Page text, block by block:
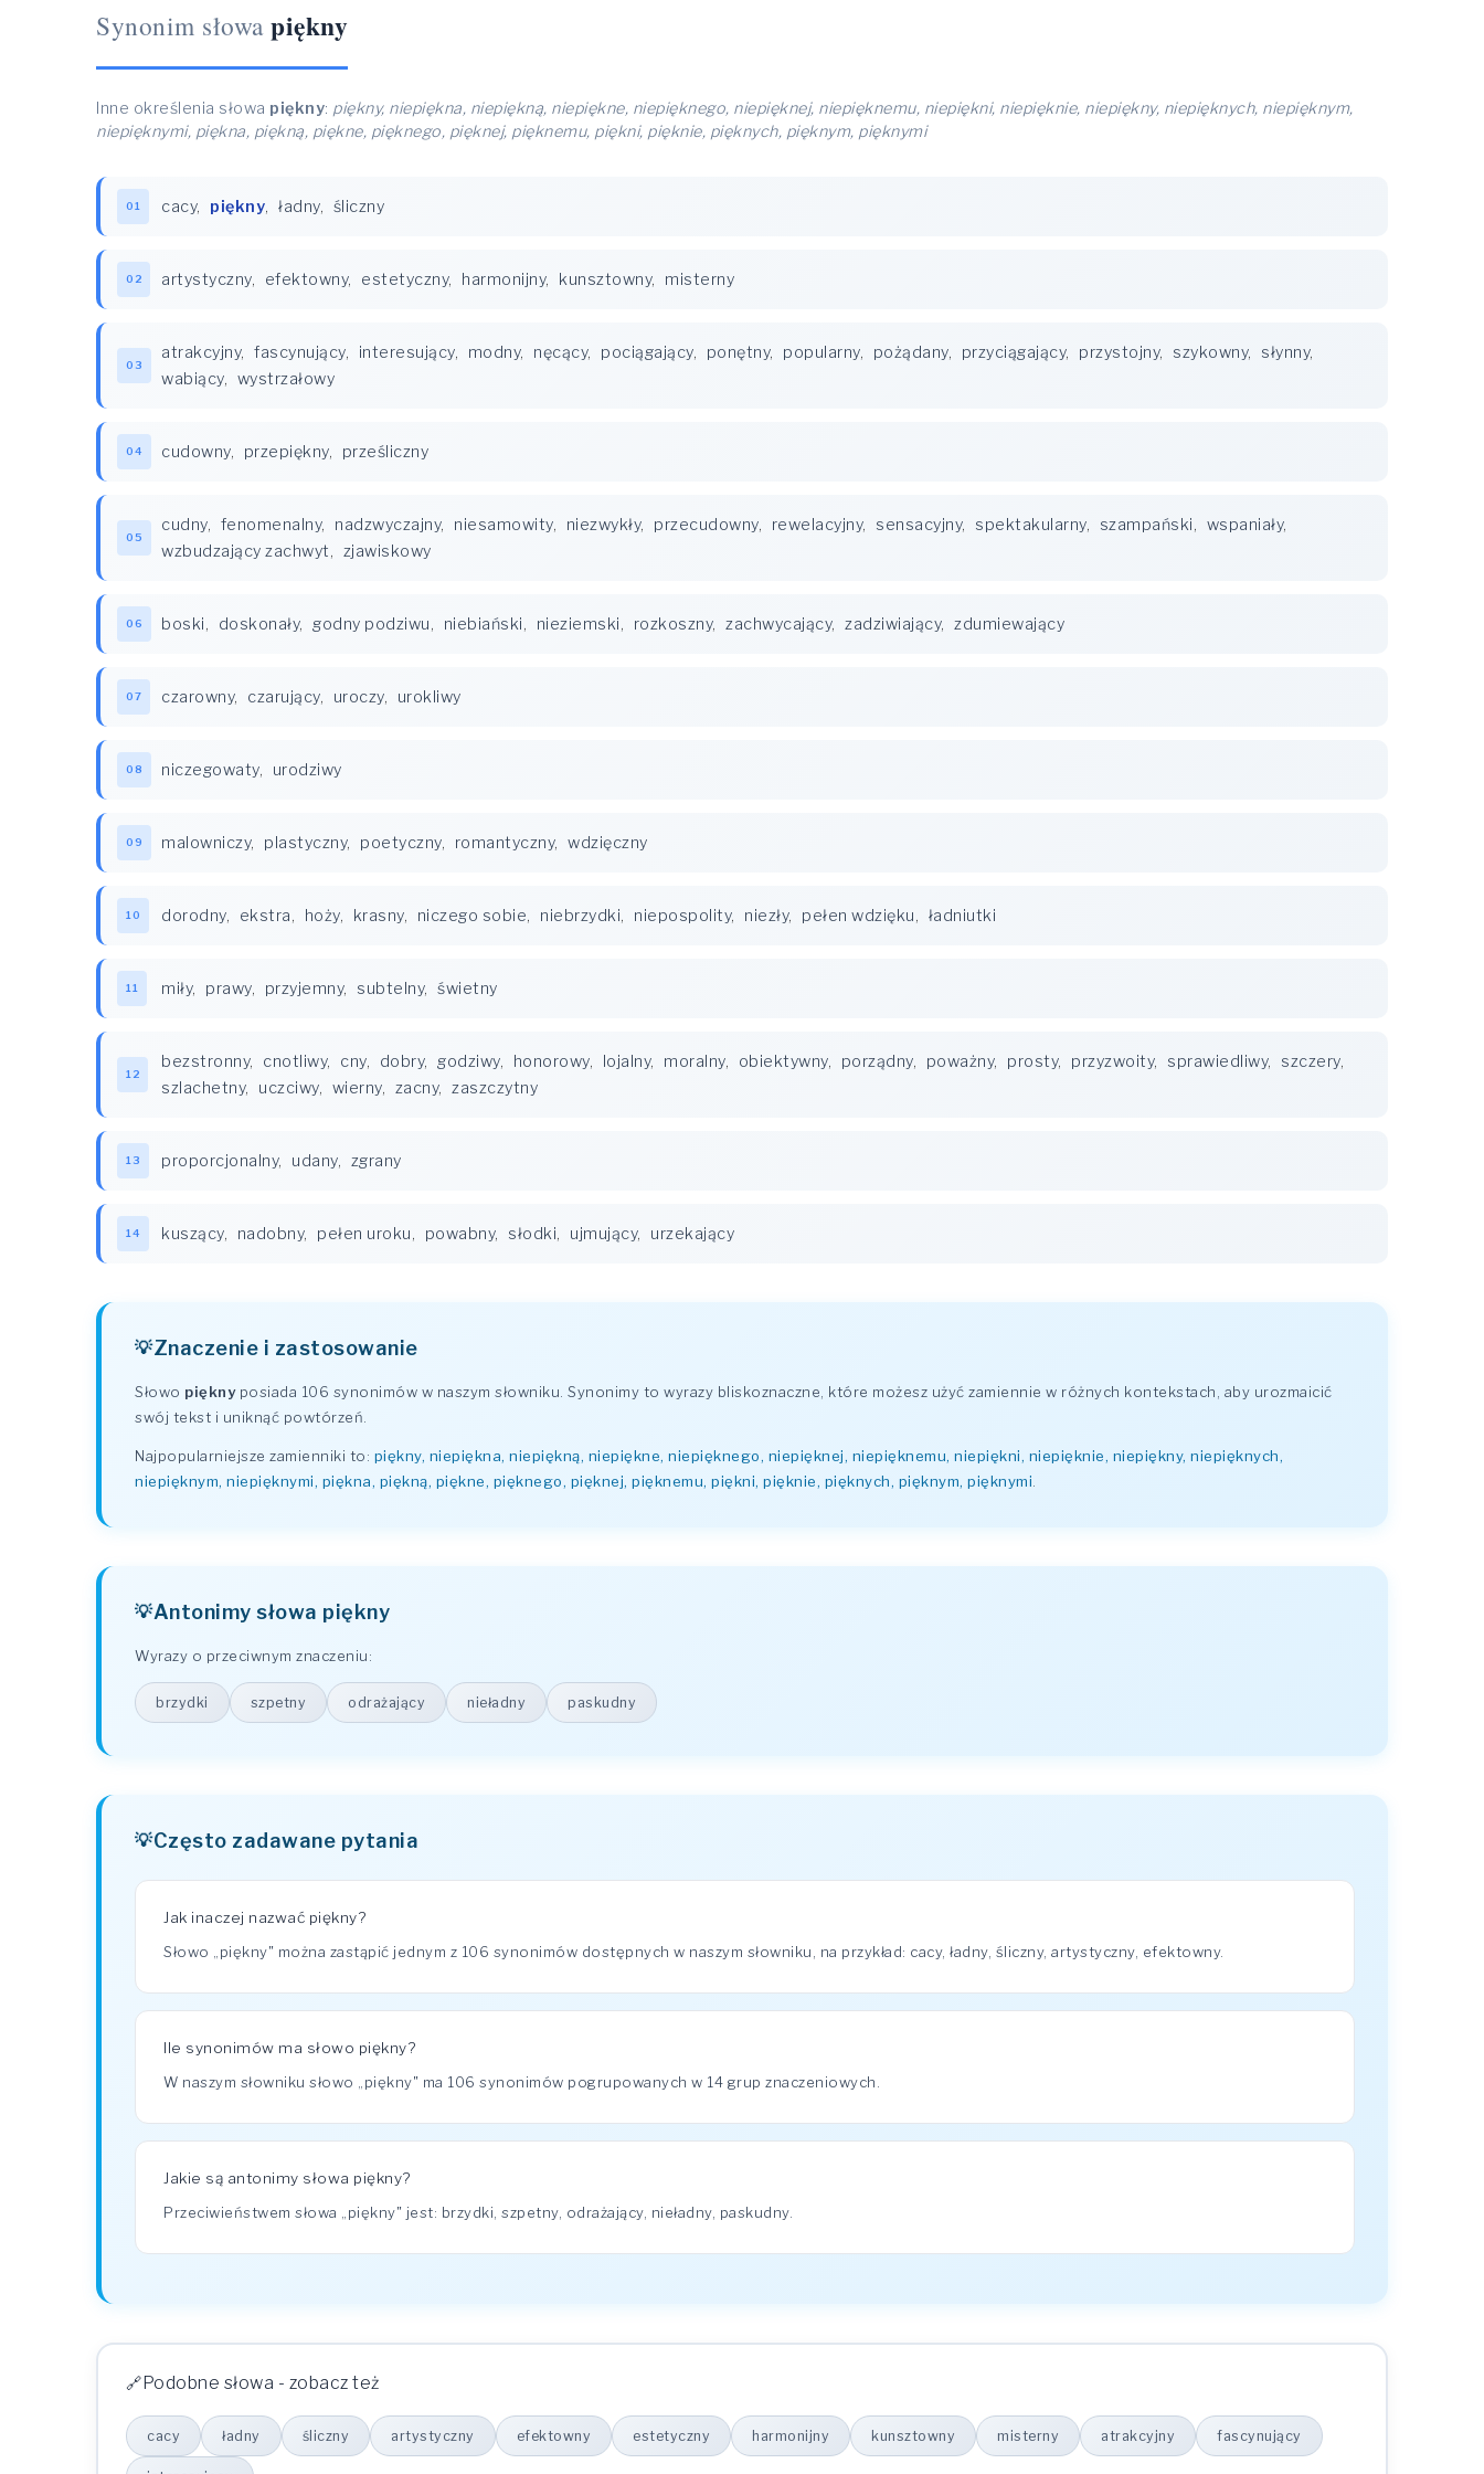
Synonim słowa piękny
Inne określenia słowa piękny: piękny, niepiękna, niepiękną, niepiękne, niepięknego, niepięknej, niepięknemu, niepiękni, niepięknie, niepiękny, niepięknych, niepięknym,
niepięknymi, piękna, piękną, piękne, pięknego, pięknej, pięknemu, piękni, pięknie, pięknych, pięknym, pięknymi
01 cacy, piękny, ładny, śliczny
02 artystyczny, efektowny, estetyczny, harmonijny, kunsztowny, misterny
03
atrakcyjny, fascynujący, interesujący, modny, nęcący, pociągający, ponętny, popularny, pożądany, przyciągający, przystojny, szykowny, słynny,
wabiący, wystrzałowy
04 cudowny, przepiękny, prześliczny
05
cudny, fenomenalny, nadzwyczajny, niesamowity, niezwykły, przecudowny, rewelacyjny, sensacyjny, spektakularny, szampański, wspaniały,
wzbudzający zachwyt, zjawiskowy
06 boski, doskonały, godny podziwu, niebiański, nieziemski, rozkoszny, zachwycający, zadziwiający, zdumiewający
07 czarowny, czarujący, uroczy, urokliwy
08 niczegowaty, urodziwy
09 malowniczy, plastyczny, poetyczny, romantyczny, wdzięczny
10 dorodny, ekstra, hoży, krasny, niczego sobie, niebrzydki, niepospolity, niezły, pełen wdzięku, ładniutki
11 miły, prawy, przyjemny, subtelny, świetny
12
bezstronny, cnotliwy, cny, dobry, godziwy, honorowy, lojalny, moralny, obiektywny, porządny, poważny, prosty, przyzwoity, sprawiedliwy, szczery,
szlachetny, uczciwy, wierny, zacny, zaszczytny
13 proporcjonalny, udany, zgrany
14 kuszący, nadobny, pełen uroku, powabny, słodki, ujmujący, urzekający
Znaczenie i zastosowanie
Słowo pięknyposiada 106 synonimów w naszym słowniku. Synonimy to wyrazy bliskoznaczne, które możesz użyć zamiennie w różnych kontekstach, aby urozmaicić
swój tekst i uniknąć powtórzeń.
Najpopularniejsze zamienniki to: piękny, niepiękna, niepiękną, niepiękne, niepięknego, niepięknej, niepięknemu, niepiękni, niepięknie, niepiękny, niepięknych,
niepięknym, niepięknymi, piękna, piękną, piękne, pięknego, pięknej, pięknemu, piękni, pięknie, pięknych, pięknym, pięknymi
Antonimy słowa piękny
Wyrazy o przeciwnym znaczeniu:
brzydki szpetny odrażający nieładny paskudny
Często zadawane pytania
Jak inaczej nazwać piękny?
Słowo „piękny" można zastąpić jednym z 106 synonimów dostępnych w naszym słowniku, na przykład: cacy, ładny, śliczny, artystyczny, efektowny.
Ile synonimów ma słowo piękny?
W naszym słowniku słowo „piękny" ma 106 synonimów pogrupowanych w 14 grup znaczeniowych.
Jakie są antonimy słowa piękny?
Przeciwieństwem słowa „piękny" jest: brzydki, szpetny, odrażający, nieładny, paskudny.
Podobne słowa - zobacz też
cacy ładny śliczny artystyczny efektowny estetyczny harmonijny kunsztowny misterny atrakcyjny fascynujący